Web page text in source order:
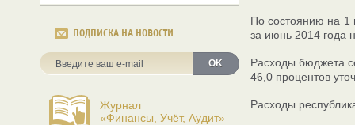
ПОДПИСКА НА НОВОСТИ
OK
Журнал
«Финансы, Учёт, Аудит»
По состоянию на 1
за июнь 2014 года
Расходы бюджета
46,0 процентов
Расходы